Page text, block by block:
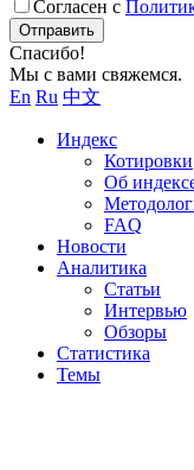
Согласен с
Отправить
Спасибо!
Мы с вами свяжемся.
En Ru 中文
Индекс
Котировки
Об
FAQ
Новости
Аналитика
Статьи
Интервью
Обзоры
Статистика
Темы